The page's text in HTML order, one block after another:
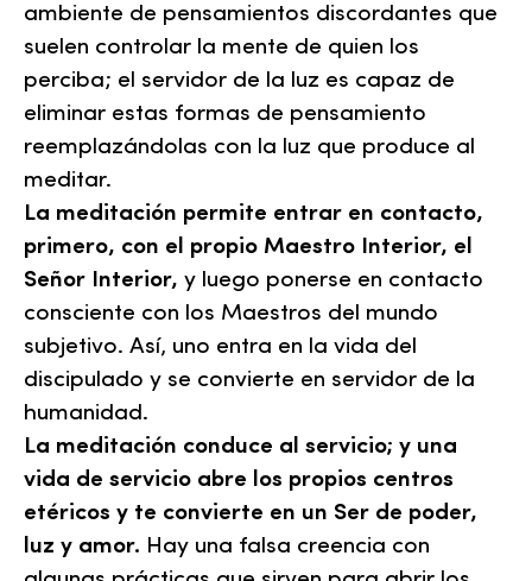
ambiente de pensamientos discordantes que
suelen controlar la mente de quien los
perciba; el servidor de la luz es capaz de
eliminar estas formas de pensamiento
reemplazándolas con la luz que produce al
meditar.
La meditación permite entrar en contacto,
primero, con el propio Maestro Interior, el
Señor Interior, y luego ponerse en contacto
consciente con los Maestros del mundo
subjetivo. Así, uno entra en la vida del
discipulado y se convierte en servidor de la
humanidad.
La meditación conduce al servicio; y una
vida de servicio abre los propios centros
etéricos y te convierte en un Ser de poder,
luz y amor. Hay una falsa creencia con